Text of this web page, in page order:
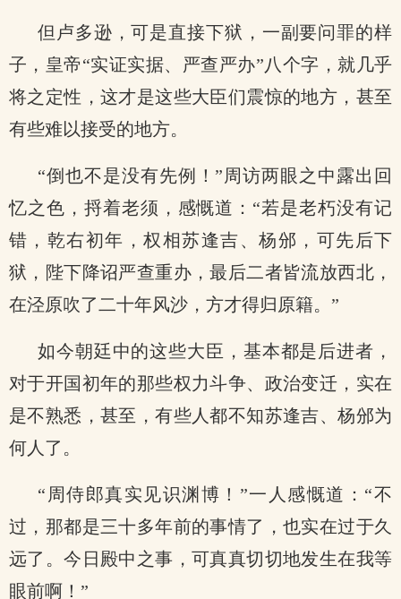
但卢多逊，可是直接下狱，一副要问罪的样
子，皇帝“实证实据、严查严办”八个字，就几乎
将之定性，这才是这些大臣们震惊的地方，甚至
有些难以接受的地方。
“倒也不是没有先例！”周访两眼之中露出回
忆之色，捋着老须，感慨道：“若是老朽没有记
错，乾右初年，权相苏逢吉、杨邠，可先后下
狱，陛下降诏严查重办，最后二者皆流放西北，
在泾原吹了二十年风沙，方才得归原籍。”
如今朝廷中的这些大臣，基本都是后进者，
对于开国初年的那些权力斗争、政治变迁，实在
是不熟悉，甚至，有些人都不知苏逢吉、杨邠为
何人了。
“周侍郎真实见识渊博！”一人感慨道：“不
过，那都是三十多年前的事情了，也实在过于久
远了。今日殿中之事，可真真切切地发生在我等
眼前啊！”